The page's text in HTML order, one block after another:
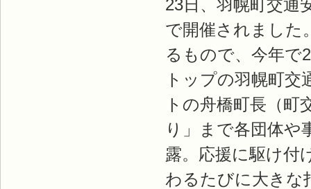
23日、羽幌町交通
で開催されました
るもので、今年で
トップの羽幌町
トの舟橋町長（
り」まで各団体や
露。応援に駆け付
わるたびに大きな